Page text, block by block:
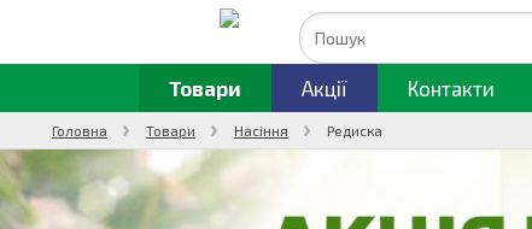
Товари Акції Контакти
Головна Товари Насіння Редиска